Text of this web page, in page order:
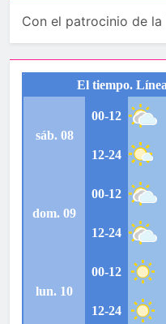
Con el patrocinio de la